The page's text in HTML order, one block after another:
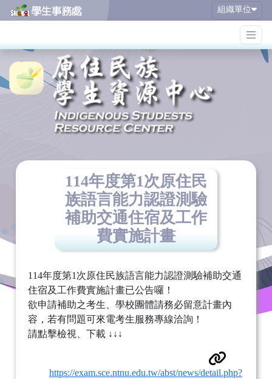
組織單位
114年度第1次原住民
族語言能力認證測驗
補助交通住宿及工作
費實施計畫
114年度第1次原住民族語言能力認證測驗補助交通
住宿及工作費實施計畫已公告囉！
欲申請補助之考生、學校團體請務必留意計畫內
容，若有問題可來電考生服務專線洽詢！
請點擊檢視、下載 ↓↓↓
https://exam.sce.ntnu.edu.tw/abst/news/detail.php?